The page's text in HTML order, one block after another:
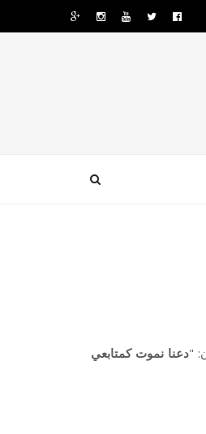
دعنا نموت كمتابعي